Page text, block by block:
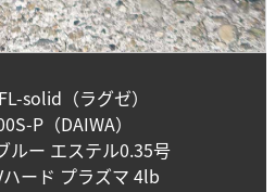
solid（ラグゼ）
P（DAIWA）
ー エステル0.35号
ード プラズマ 4lb